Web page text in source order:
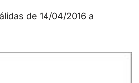
de 14/04/2016 a